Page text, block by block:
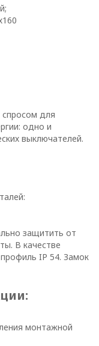
для
одно и
выключателей.
защитить от
В качестве
IP 54. Замок
монтажной